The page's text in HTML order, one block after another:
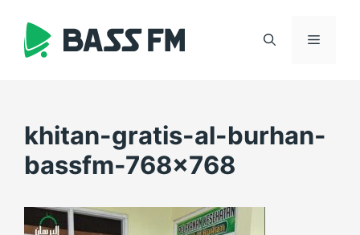
content
Menu
khitan-gratis-al-burhan-
bassfm-768×768